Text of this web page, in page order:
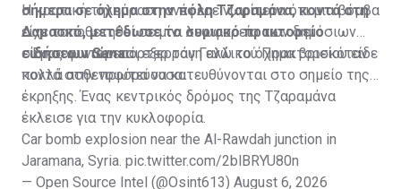
σήμερα σε όχημα στην πόλη Τζαραμάνα, κοντά στη
Δαμασκό, μετέδωσε το συριακό πρακτορείο
ειδήσεων Sana.
Η κρατική τηλεόραση ανέφερε νωρίτερα ότι μια βόμβα
είχε τοποθετηθεί σε μίνι λεωφορείο των δημόσιων
συγκοινωνιών και εξερράγη ενώ το όχημα βρισκόταν
κοντά στην πρωτεύουσα.
Ένας φωτορεπόρτερ του Γαλλικού Πρακτορείου είδε
πολλά ασθενοφόρα να κατευθύνονται στο σημείο της
έκρηξης. Ένας κεντρικός δρόμος της Τζαραμάνα
έκλεισε για την κυκλοφορία.
Car bomb explosion near the Al-Rawdah junction in
Jaramana, Syria. pic.twitter.com/2blBRYU80n
— Open Source Intel (@Osint613) August 6, 2026